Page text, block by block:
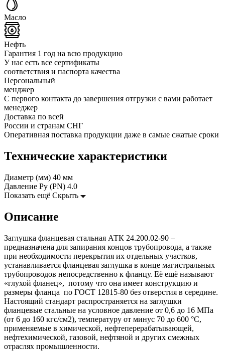
Масло
Нефть
Гарантия 1 год на всю продукцию
У нас есть все сертификаты
соответствия и паспорта качества
Персональный
менджер
С первого контакта до завершения отгрузки с вами работает
менеджер
Доставка по всей
России и странам СНГ
Оперативная поставка продукции даже в самые сжатые сроки
Технические характеристики
Диаметр (мм) 40 мм
Давление Ру (PN) 4.0
Показать ещё Скрыть
Описание
Заглушка фланцевая стальная АТК 24.200.02-90 –
предназначена для запирания концов трубопровода, а также
при необходимости перекрытия их отдельных участков,
устанавливается фланцевая заглушка в конце магистральных
трубопроводов непосредственно к фланцу. Её ещё называют
«глухой фланец», потому что она имеет конструкцию и
размеры фланца по ГОСТ 12815-80 без отверстия в середине.
Настоящий стандарт распространяется на заглушки
фланцевые стальные на условное давление от 0,6 до 16 МПа
(от 6 до 160 кгс/см2), температуру от минус 70 до 600 °С,
применяемые в химической, нефтеперерабатывающей,
нефтехимической, газовой, нефтяной и других смежных
отраслях промышленности.